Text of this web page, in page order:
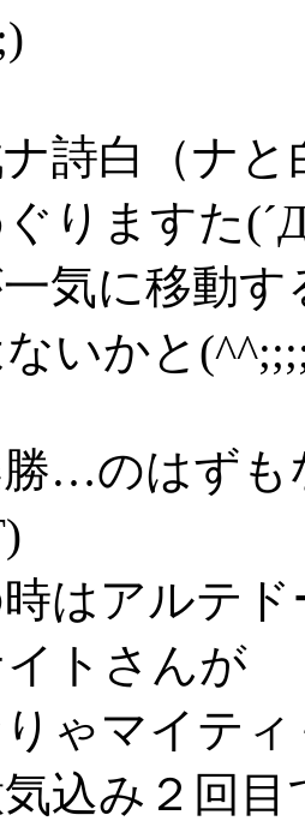
詩白（ナ
りますた
一気に移動
いかと
…のはずも
はアルテ
トさんが
りゃマイテ
込み２回